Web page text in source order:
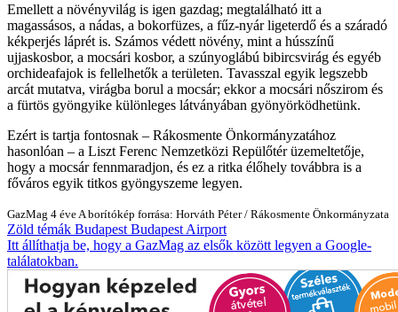
Emellett a növényvilág is igen gazdag; megtalálható itt a
magassásos, a nádas, a bokorfüzes, a fűz-nyár ligeterdő és a száradó
kékperjés láprét is. Számos védett növény, mint a hússzínű
ujjaskosbor, a mocsári kosbor, a szúnyoglábú bibircsvirág és egyéb
orchideafajok is fellelhetők a területen. Tavasszal egyik legszebb
arcát mutatva, virágba borul a mocsár; ekkor a mocsári nőszirom és
a fürtös gyöngyike különleges látványában gyönyörködhetünk.
Ezért is tartja fontosnak – Rákosmente Önkormányzatához
hasonlóan – a Liszt Ferenc Nemzetközi Repülőtér üzemeltetője,
hogy a mocsár fennmaradjon, és ez a ritka élőhely továbbra is a
főváros egyik titkos gyöngyszeme legyen.
GazMag 4 éve A borítókép forrása: Horváth Péter / Rákosmente Önkormányzata
Zöld témák Budapest Budapest Airport
Itt állíthatja be, hogy a GazMag az elsők között legyen a Google-
találatokban.